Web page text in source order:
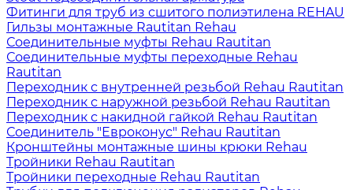
Фитинги для труб из сшитого полиэтилена REHAU
Гильзы монтажные Rautitan Rehau
Соединительные муфты Rehau Rautitan
Соединительные муфты переходные Rehau
Rautitan
Переходник с внутренней резьбой Rehau Rautitan
Переходник с наружной резьбой Rehau Rautitan
Переходник с накидной гайкой Rehau Rautitan
Соединитель "Евроконус" Rehau Rautitan
Кронштейны монтажные шины крюки Rehau
Тройники Rehau Rautitan
Тройники переходные Rehau Rautitan